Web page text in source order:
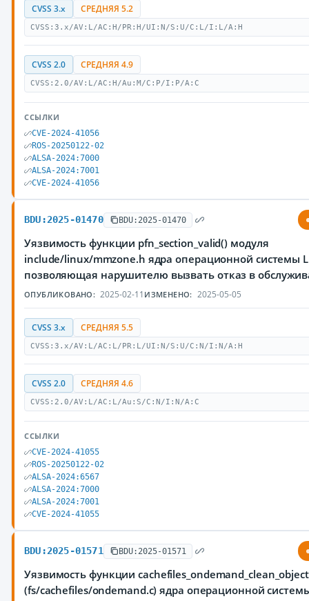
CVSS 3.x СРЕДНЯЯ 5.2
CVSS:3.x/AV:L/AC:H/PR:H/UI:N/S:U/C:L/I:L/A:H
CVSS 2.0 СРЕДНЯЯ 4.9
CVSS:2.0/AV:L/AC:H/Au:M/C:P/I:P/A:C
ССЫЛКИ
CVE-2024-41056
ROS-20250122-02
ALSA-2024:7000
ALSA-2024:7001
CVE-2024-41056
BDU:2025-01470 BDU:2025-01470
Уязвимость функции pfn_section_valid() модуля
include/linux/mmzone.h ядра операционной системы
позволяющая нарушителю вызвать отказ в
ОПУБЛИКОВАНО: 2025-02-11 ИЗМЕНЕНО: 2025-05-05
CVSS 3.x СРЕДНЯЯ 5.5
CVSS:3.x/AV:L/AC:L/PR:L/UI:N/S:U/C:N/I:N/A:H
CVSS 2.0 СРЕДНЯЯ 4.6
CVSS:2.0/AV:L/AC:L/Au:S/C:N/I:N/A:C
ССЫЛКИ
CVE-2024-41055
ROS-20250122-02
ALSA-2024:6567
ALSA-2024:7000
ALSA-2024:7001
CVE-2024-41055
BDU:2025-01571 BDU:2025-01571
Уязвимость функции
(fs/cachefiles/ondemand.c) ядра операционной